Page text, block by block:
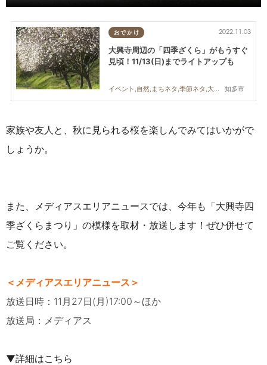
おでかけ
知多市
2022.11.03
大興寺周辺の「四季ざくら」がもうすぐ
見頃！11/13(日)までライトアップも
イベント,自然,まちネタ,季節ネタ,大興寺,四季ざくら
家族や友人と、秋に見られる桜を楽しんでみてはいかがで
しょうか。
また、メディアスエリアニュースでは、今年も「大興寺四
季ざくらまつり」の模様を取材・放送します！ぜひ併せて
ご覧ください。
＜メディアスエリアニュース＞
放送日時：11月27日(月)17:00～ほか
放送局：メディアス
▼詳細はこちら